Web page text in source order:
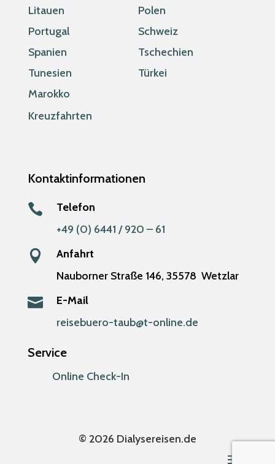
Litauen
Polen
Portugal
Schweiz
Spanien
Tschechien
Tunesien
Türkei
Marokko
Kreuzfahrten
Kontaktinformationen

Telefon
+49 (0) 6441 / 920 – 61

Anfahrt
Nauborner Straße 146, 35578 Wetzlar

E-Mail
reisebuero-taub@t-online.de
Service
Online Check-In
© 2026 Dialysereisen.de